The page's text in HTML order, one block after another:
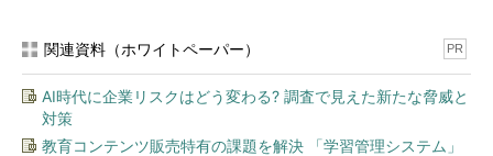
関連資料（ホワイトペーパー） PR
AI時代に企業リスクはどう変わる? 調査で見えた新たな脅威と
対策
教育コンテンツ販売特有の課題を解決 「学習管理システム」